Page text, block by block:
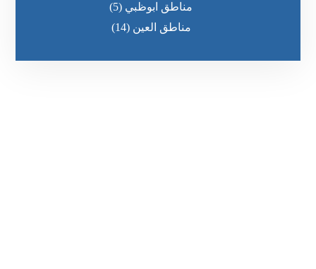
مناطق ابوظبي (5)
مناطق العين (14)